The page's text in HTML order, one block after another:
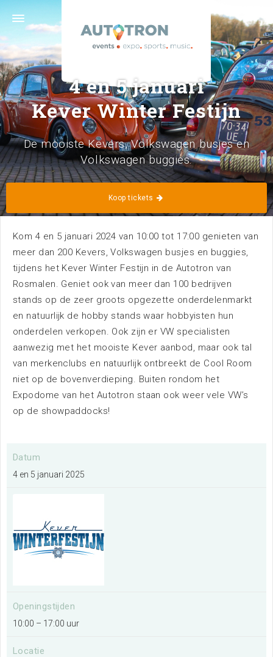
Graafsebaan 133 · 5248 NL Rosmalen ('s-
Hertogenbosch) · 073 629 39 11 ·info@autotron.nl
Volg ons
Home Kalender
4 en 5 januari
Kever Winter Festijn
De mooiste Kevers, Volkswagen busjes en
Volkswagen buggies.
Koop tickets
Kom 4 en 5 januari 2024 van 10:00 tot 17:00 genieten van
meer dan 200 Kevers, Volkswagen busjes en buggies,
tijdens het Kever Winter Festijn in de Autotron van
Rosmalen. Geniet ook van meer dan 100 bedrijven
stands op de zeer groots opgezette onderdelenmarkt
en natuurlijk de hobby stands waar hobbyisten hun
onderdelen verkopen. Ook zijn er VW specialisten
aanwezig met het mooiste Kever aanbod, maar ook tal
van merkenclubs en natuurlijk ontbreekt de Cool Room
niet op de bovenverdieping. Buiten rondom het
Expodome van het Autotron staan ook weer vele VW’s
op de showpaddocks!
Datum
4 en 5 januari 2025
Openingstijden
10:00 – 17:00 uur
Locatie